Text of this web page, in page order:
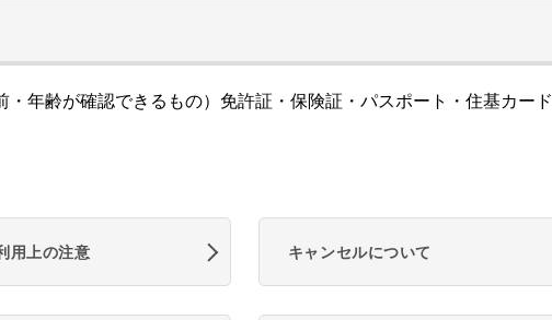
・年齢が確認できるもの）免許証・保険証・パスポート・住基カード
用上の注意 キャンセルについて